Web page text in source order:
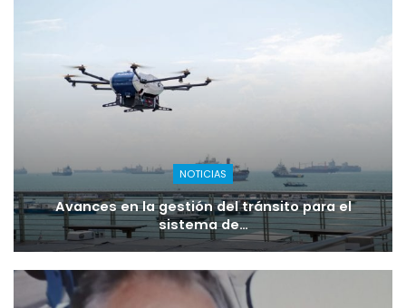
NOTICIAS
Avances en la gestión del tránsito para el
sistema de…